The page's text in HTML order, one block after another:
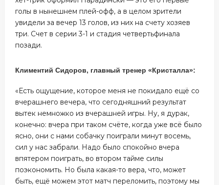
голы в нынешнем плей-офф, а в целом зрители
увидели за вечер 13 голов, из них на счету хозяев
три. Счет в серии 3-1 и стадия четвертьфинала
позади.
Климентий Сидоров, главный тренер «Кристалла»:
«Есть ощущение, которое меня не покидало ещё со
вчерашнего вечера, что сегодняшний результат
вытек немножко из вчерашней игры. Ну, я дурак,
конечно: вчера при таком счёте, когда уже всё было
ясно, они с нами собачку поиграли минут восемь,
сил у нас забрали. Надо было спокойно вчера
впятером поиграть, во втором тайме силы
поэкономить. Но была какая-то вера, что, может
быть, ещё можем этот матч переломить, поэтому мы